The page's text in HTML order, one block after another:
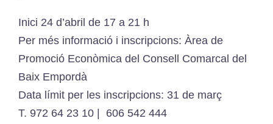
Inici 24 d’abril de 17 a 21 h
Per més informació i inscripcions: Àrea de
Promoció Econòmica del Consell Comarcal del
Baix Empordà
Data límit per les inscripcions: 31 de març
T. 972 64 23 10 | 606 542 444